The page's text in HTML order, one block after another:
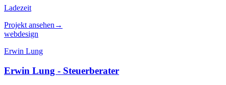
Ladezeit
Projekt ansehen →
webdesign
Erwin Lung
Erwin Lung - Steuerberater